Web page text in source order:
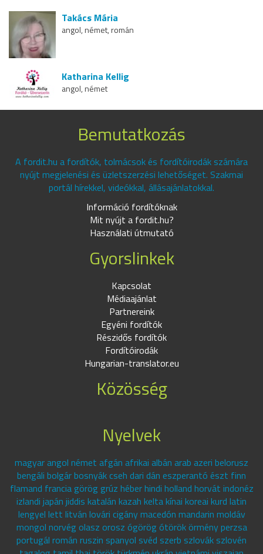
Takács Mária
angol, német, román
Katharina Kellig
angol, német
Bemutatkozás
A fordit.hu a fordítók, tolmácsok és fordítóirodák számára
nyújt megjelenési és üzletszerzési lehetőséget. Szakmai
portál hírekkel, videókkal, állásajánlatokkal.
Információ fordítóknak
Mit nyújt a fordit.hu?
Használati útmutató
Gyorslinkek
Kapcsolat
Médiaajánlat
Partnereink
Egyéni fordítók
Részidős fordítók
Fordítóirodák
Hungarian-translator.eu
Közösség
Nyelvek
magyar angol német afgán afrikai albán arab azeri belorusz
bengáli bolgár bosnyák cseh dari dán eszperantó észt finn
flamand francia görög grúz héber hindi holland horvát indonéz
izlandi japán jiddis katalán kazah kelta kínai koreai kurd latin
lengyel lett litván lovári cigány macedón mandarin moldáv
mongol norvég olasz orosz ógörög ótörök örmény perzsa
portugál román ruszin spanyol svéd szerb szlovák szlovén